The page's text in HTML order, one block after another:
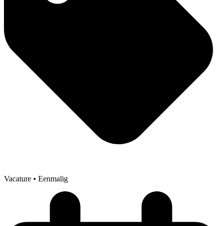
Vacature • Eenmalig